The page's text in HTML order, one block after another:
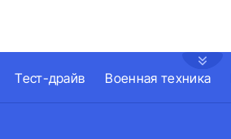
Тест-драйв Военная техника